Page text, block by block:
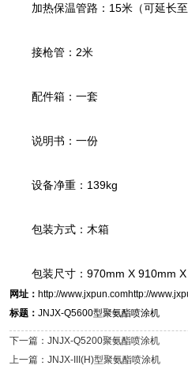
加热保温管路：15米（可延长至
接枪管：2米
配件箱：一套
说明书：一份
设备净重：139kg
包装方式：木箱
包装尺寸：970mm X 910mm X
网址： http://www.jxpun.comhttp://
标题： JNJX-Q5600型聚氨酯喷涂机
下一篇：JNJX-Q5200聚氨酯喷涂机
上一篇：JNJX-III(H)型聚氨酯喷涂机